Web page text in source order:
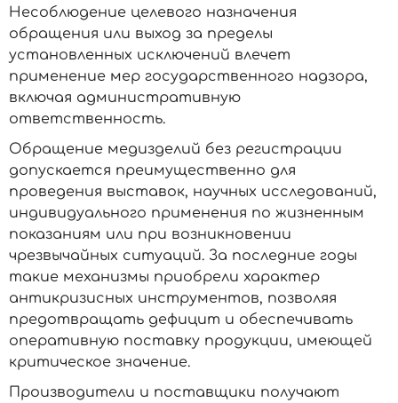
Несоблюдение целевого назначения
обращения или выход за пределы
установленных исключений влечет
применение мер государственного надзора,
включая административную
ответственность.
Обращение медизделий без регистрации
допускается преимущественно для
проведения выставок, научных исследований,
индивидуального применения по жизненным
показаниям или при возникновении
чрезвычайных ситуаций. За последние годы
такие механизмы приобрели характер
антикризисных инструментов, позволяя
предотвращать дефицит и обеспечивать
оперативную поставку продукции, имеющей
критическое значение.
Производители и поставщики получают